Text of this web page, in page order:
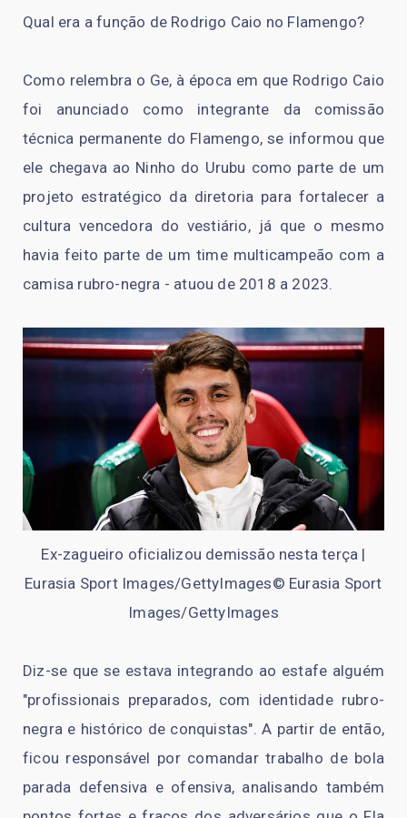
Qual era a função de Rodrigo Caio no Flamengo?
Como relembra o Ge, à época em que Rodrigo Caio
foi anunciado como integrante da comissão
técnica permanente do Flamengo, se informou que
ele chegava ao Ninho do Urubu como parte de um
projeto estratégico da diretoria para fortalecer a
cultura vencedora do vestiário, já que o mesmo
havia feito parte de um time multicampeão com a
camisa rubro-negra - atuou de 2018 a 2023.
Ex-zagueiro oficializou demissão nesta terça |
Eurasia Sport Images/GettyImages© Eurasia Sport
Images/GettyImages
Diz-se que se estava integrando ao estafe alguém
"profissionais preparados, com identidade rubro-
negra e histórico de conquistas". A partir de então,
ficou responsável por comandar trabalho de bola
parada defensiva e ofensiva, analisando também